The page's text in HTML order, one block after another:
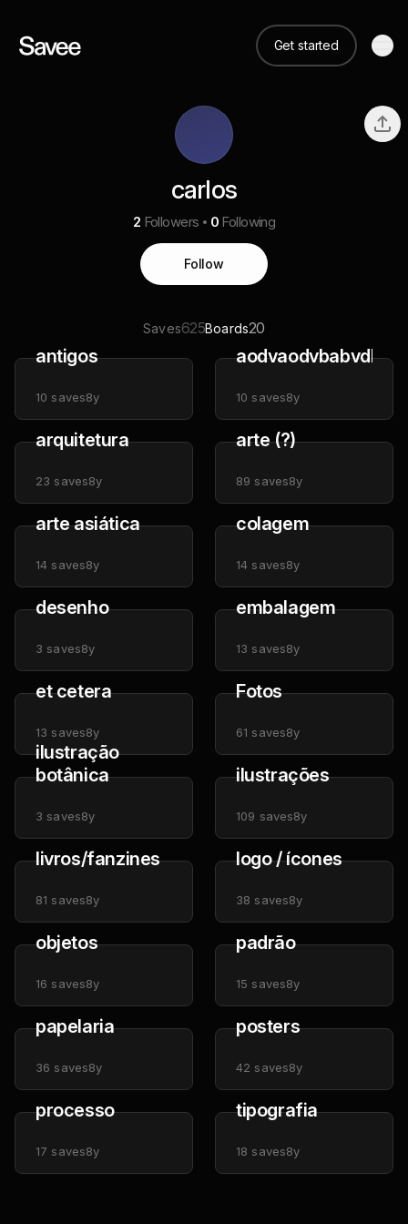
Get started
carlos
2 Followers 0 Following
Follow
Saves625Boards20
antigos
10 saves8y
aodvaodvbabvdbdjb
10 saves8y
arquitetura
23 saves8y
arte (?)
89 saves8y
arte asiática
14 saves8y
colagem
14 saves8y
desenho
3 saves8y
embalagem
13 saves8y
et cetera
13 saves8y
Fotos
61 saves8y
ilustração
botânica
3 saves8y
ilustrações
109 saves8y
livros/fanzines
81 saves8y
logo / ícones
38 saves8y
objetos
16 saves8y
padrão
15 saves8y
papelaria
36 saves8y
posters
42 saves8y
processo
17 saves8y
tipografia
18 saves8y